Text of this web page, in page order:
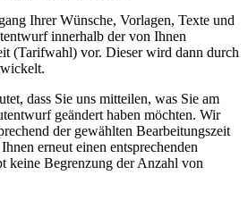
Ihrer Wünsche, Vorlagen, Texte und
innerhalb der von Ihnen
(Tarifwahl) vor. Dieser wird dann durch
dass Sie uns mitteilen, was Sie am
geändert haben möchten. Wir
der gewählten Bearbeitungszeit
erneut einen entsprechenden
keine Begrenzung der Anzahl von